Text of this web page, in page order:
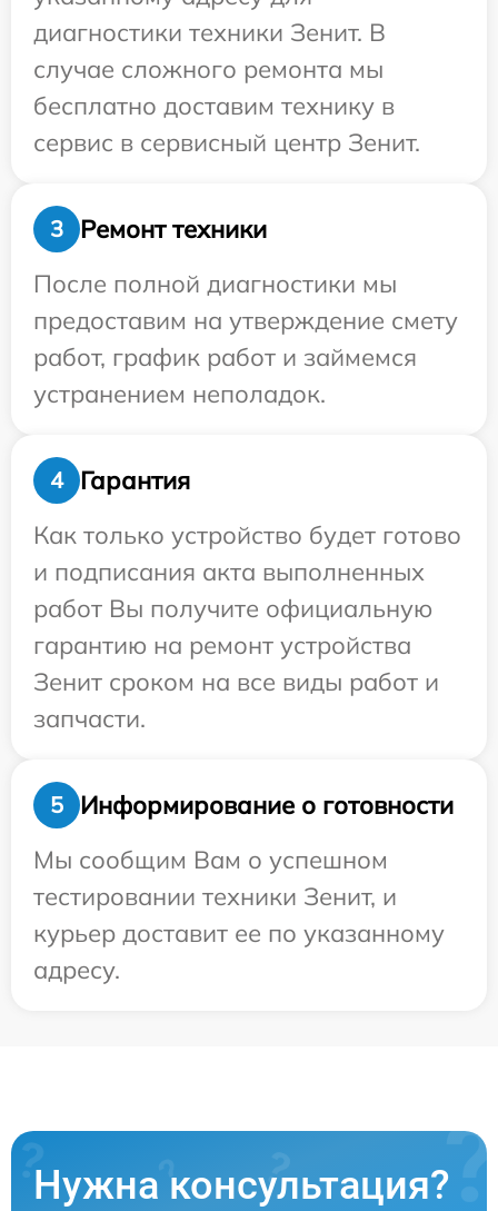
диагностики техники Зенит. В
случае сложного ремонта мы
бесплатно доставим технику в
сервис в сервисный центр Зенит.
3
Ремонт техники
После полной диагностики мы
предоставим на утверждение смету
работ, график работ и займемся
устранением неполадок.
4
Гарантия
Как только устройство будет готово
и подписания акта выполненных
работ Вы получите официальную
гарантию на ремонт устройства
Зенит сроком на все виды работ и
запчасти.
5
Информирование о готовности
Мы сообщим Вам о успешном
тестировании техники Зенит, и
курьер доставит ее по указанному
адресу.
Нужна консультация?